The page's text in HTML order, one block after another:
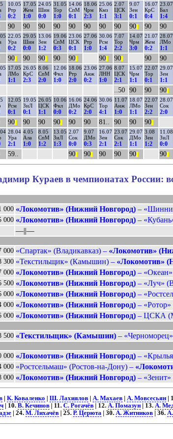
10.05
Ртр
0:2
17.05
Жем
1:0
24.05
Шин
0:0
31.05
Тор
1:0
14.06
СпМ
0:1
18.06
Чрм
2:3
25.06
Кмз
1:1
2.07
ЦСК
3:1
9.07
Зен
0:1
16.07
КрС
0:4
23.07
Бал
1:4
90 90 90 90 90 90 90 90 90 90 90
22.05
Ура
0:2
29.05
Шин
0:0
13.06
Зен
1:2
19.06
СпМ
0:3
23.06
ЦСК
0:1
27.06
Ртр
1:0
30.06
Рсм
1:4
7.07
Тор
2:2
14.07
Чрм
3:0
21.07
Жем
0:2
28.07
ЛМо
1:1
90 90 90 90 90 90 90 90 90
17.05
ЛМо
1:1
26.05
КрС
2:3
8.06
СпМ
2:0
12.06
Фкл
1:0
18.06
Ртр
2:0
23.06
Анж
0:2
27.06
ЛНН
1:0
8.07
ЦСК
2:1
15.07
Чрм
1:1
22.07
Тор
0:1
29.07
Зен
1:1
..50 90 90 90
12.05
Рсм
0:1
19.05
ЗиЛ
0:1
26.05
ЦСК
1:1
10.06
Фкл
0:0
16.06
ДМо
0:2
24.06
КрС
2:0
30.06
Тор
4:1
11.07
Анж
1:0
18.07
ЛМо
1:1
22.07
Зен
2:2
28.07
Сок
2:0
90 90 90 90 90 90 81.. 90 90 90
28.04
Ура
2:1
4.05
Ала
1:0
8.05
СпМ
1:2
13.05
ЗиЛ
1:3
2.07
Сок
0:0
9.07
ДМо
0:3
16.07
Зен
2:1
23.07
Сок
2:1
29.07
ДМо
1:1
3.08
Зен
1:2
11.08
ЗиЛ
0:0
59.. 90 90 90 90 90 90
Кураев в чемпионатах России:
000 «Локомотив» (Нижний Новгород) –
000 «Локомотив» (Нижний Новгород) –
––||––
000 «Спартак» (Владикавказ) – «Локомотив»
300 «Текстильщик» (Камышин) – «Локомотив»
000 «Локомотив» (Нижний Новгород) –
500 «Локомотив» (Нижний Новгород) – «Луч»
000 «Локомотив» (Нижний Новгород) –
000 «Локомотив» (Нижний Новгород) – «Ротор»
000 «Локомотив» (Нижний Новгород) – ЦСКА
500 «Текстильщик» (Камышин) –
000 «Локомотив» (Нижний Новгород) –
000 «Ростсельмаш» (Ростов-на-Дону) –
000 «Локомотив» (Нижний Новгород) – «Зенит»
| К. Коваленко Ш. Лахиялов| А. Махаев| А. Мовсесьян|
| 10. В. Кечинов| 11. С. Рогачёв| 12. А. Помазун| 13. А.
| 24. М. Лихачёв| 25. Р. Церюта| 30. А. Житников| 36.